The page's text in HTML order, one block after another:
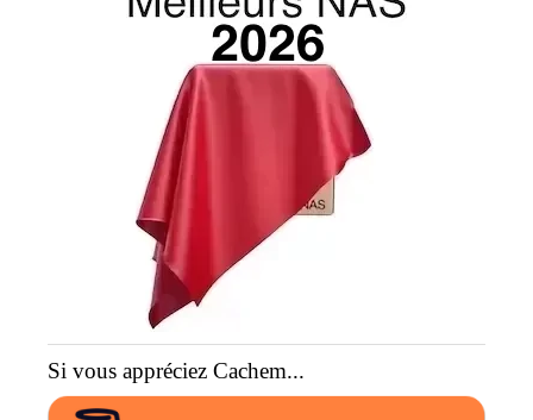
Si vous appréciez Cachem...